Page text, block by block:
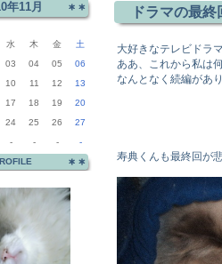
年11月
水 木 金
土
03 04 05
06
10 11 12
13
17 18 19
20
24 25 26
27
- - -
-
ドラマの最終
大好きなテレビドラ
ああ、これから私は
なんとなく続編があ
寿典くんも最終回が